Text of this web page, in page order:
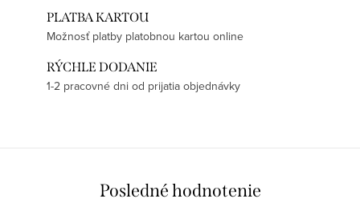
PLATBA KARTOU
Možnosť platby platobnou kartou online
RÝCHLE DODANIE
1-2 pracovné dni od prijatia objednávky
Posledné hodnotenie